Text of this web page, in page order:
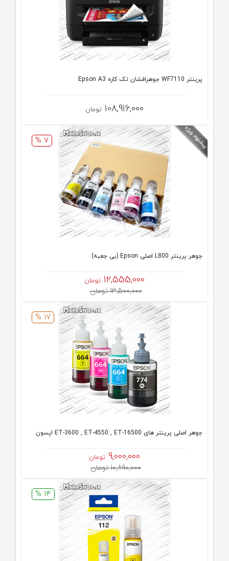
پرینتر WF7110 جوهرافشان تک کاره Epson A3
108,916,000 تومان
7 %
جوهر پرینتر L800 اصلی Epson (بی جعبه)
12,555,000 تومان
13,500,000 تومان
17 %
جوهر اصلی پرینتر های ET-3600 , ET-4550 , ET-16500 اپسون
9,000,000 تومان
10,890,000 تومان
14 %